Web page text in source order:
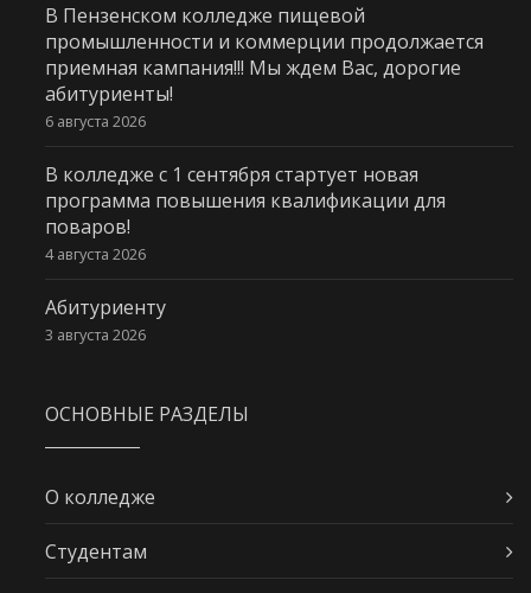
В Пензенском колледже пищевой
промышленности и коммерции продолжается
приемная кампания!!! Мы ждем Вас, дорогие
абитуриенты!
6 августа 2026
В колледже с 1 сентября стартует новая
программа повышения квалификации для
поваров!
4 августа 2026
Абитуриенту
3 августа 2026
ОСНОВНЫЕ РАЗДЕЛЫ
О колледже
Студентам